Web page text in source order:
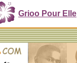
Grioo Pour Elle